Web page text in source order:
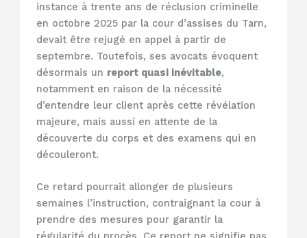
instance à trente ans de réclusion criminelle
en octobre 2025 par la cour d’assises du Tarn,
devait être rejugé en appel à partir de
septembre. Toutefois, ses avocats évoquent
désormais un report quasi inévitable,
notamment en raison de la nécessité
d’entendre leur client après cette révélation
majeure, mais aussi en attente de la
découverte du corps et des examens qui en
découleront.
Ce retard pourrait allonger de plusieurs
semaines l’instruction, contraignant la cour à
prendre des mesures pour garantir la